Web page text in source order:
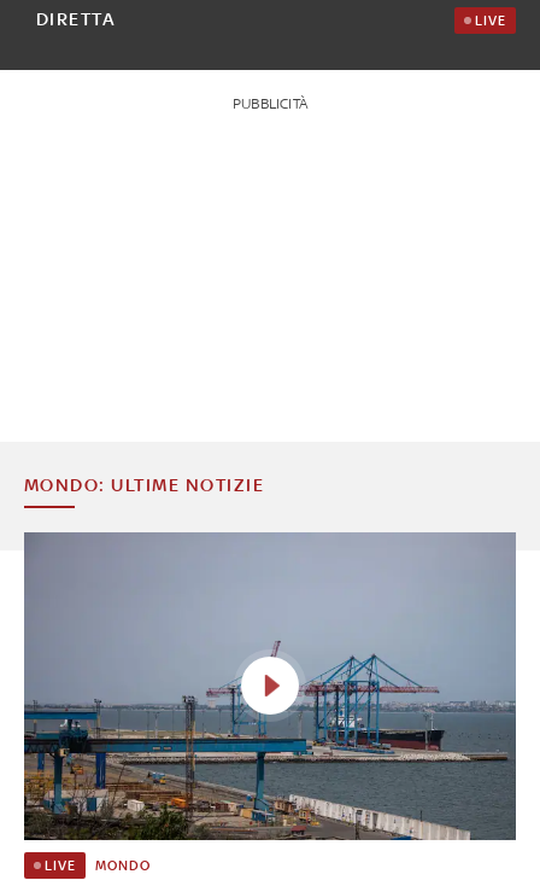
DIRETTA LIVE
PUBBLICITÀ
MONDO: ULTIME NOTIZIE
LIVE MONDO